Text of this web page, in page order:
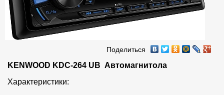
Поделиться
KENWOOD KDC-264 UB  Автомагнитола
Характеристики: